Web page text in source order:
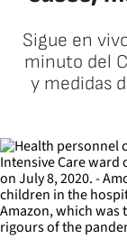
Sigue en
minuto del
y medidas